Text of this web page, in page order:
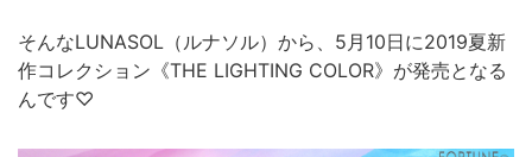
そんなLUNASOL（ルナソル）から、5月10日に2019夏新
作コレクション《THE LIGHTING COLOR》が発売となる
んです♡